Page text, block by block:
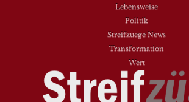
Lebensweise
Politik
Streifzuege News
Transformation
Wert